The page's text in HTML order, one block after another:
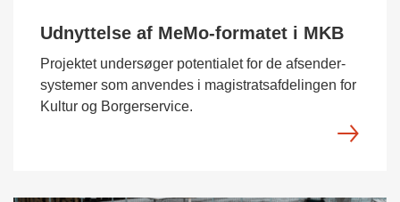
Udnyttelse af MeMo-formatet i MKB
Projektet undersøger potentialet for de afsender-
systemer som anvendes i magistratsafdelingen for
Kultur og Borgerservice.